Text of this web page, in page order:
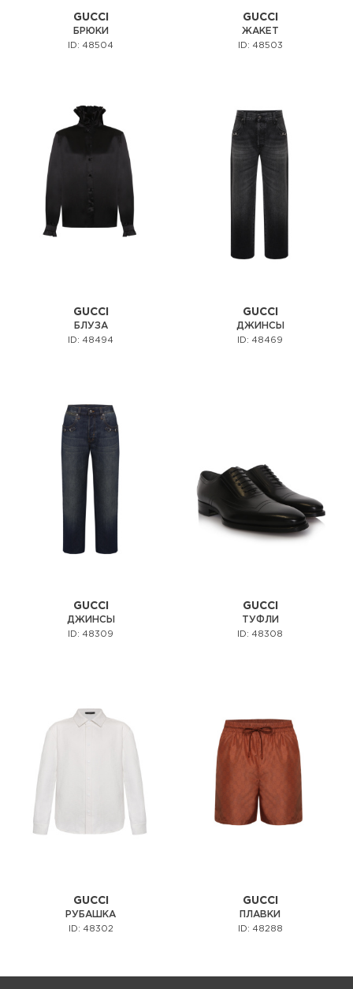
GUCCI
БРЮКИ
ID: 48504
GUCCI
ЖАКЕТ
ID: 48503
GUCCI
БЛУЗА
ID: 48494
GUCCI
ДЖИНСЫ
ID: 48469
GUCCI
ДЖИНСЫ
ID: 48309
GUCCI
ТУФЛИ
ID: 48308
GUCCI
РУБАШКА
ID: 48302
GUCCI
ПЛАВКИ
ID: 48288